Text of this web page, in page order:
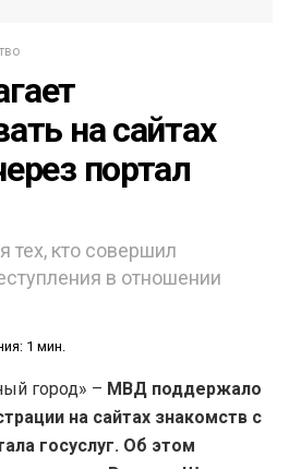
на сайтах
портал
тех, кто совершил
в отношении
1 мин.
город» – МВД поддержало
на сайтах знакомств с
госуслуг. Об этом